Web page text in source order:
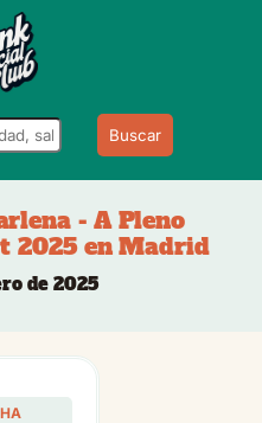
Buscar
- A Pleno
2025 en Madrid
de 2025